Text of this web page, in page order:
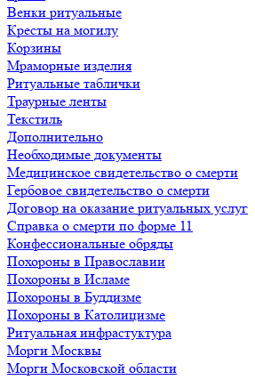
Венки ритуальные
Кресты на могилу
Корзины
Мраморные изделия
Ритуальные таблички
Траурные ленты
Текстиль
Дополнительно
Необходимые документы
Медицинское свидетельство о смерти
Гербовое свидетельство о смерти
Договор на оказание ритуальных услуг
Справка о смерти по форме 11
Конфессиональные обряды
Похороны в Православии
Похороны в Исламе
Похороны в Буддизме
Похороны в Католицизме
Ритуальная инфрастуктура
Морги Москвы
Морги Московской области